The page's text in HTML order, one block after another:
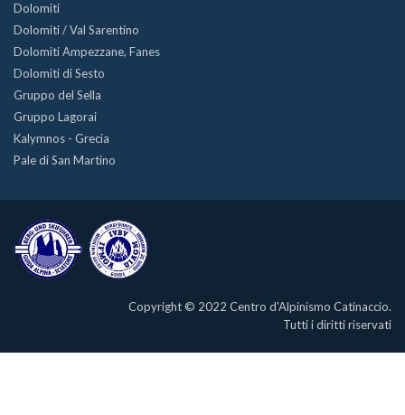
Dolomiti
Dolomiti / Val Sarentino
Dolomiti Ampezzane, Fanes
Dolomiti di Sesto
Gruppo del Sella
Gruppo Lagorai
Kalymnos - Grecia
Pale di San Martino
Copyright © 2022 Centro d'Alpinismo Catinaccio.
Tutti i diritti riservati